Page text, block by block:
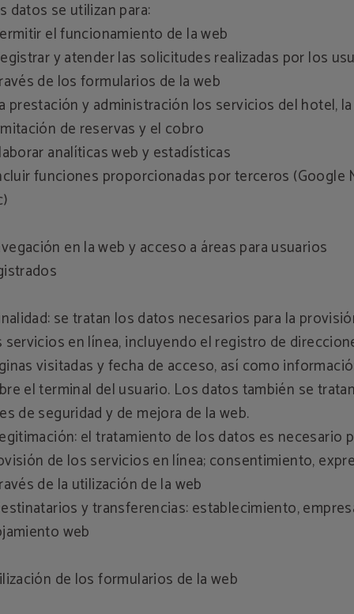
datos se utilizan para:
el funcionamiento de la web
y atender las solicitudes realizadas por los
de los formularios de la web
prestación y administración los servicios del hotel, la
de reservas y el cobro
analíticas web y estadísticas
funciones proporcionadas por terceros (Google
en la web y acceso a áreas para usuarios
se tratan los datos necesarios para la
servicios en línea, incluyendo el registro de
visitadas y fecha de acceso, así como
el terminal del usuario. Los datos también se
de seguridad y de mejora de la web.
el tratamiento de los datos es necesario
de los servicios en línea; consentimiento,
de la utilización de la web
y transferencias: establecimiento,
web
de los formularios de la web